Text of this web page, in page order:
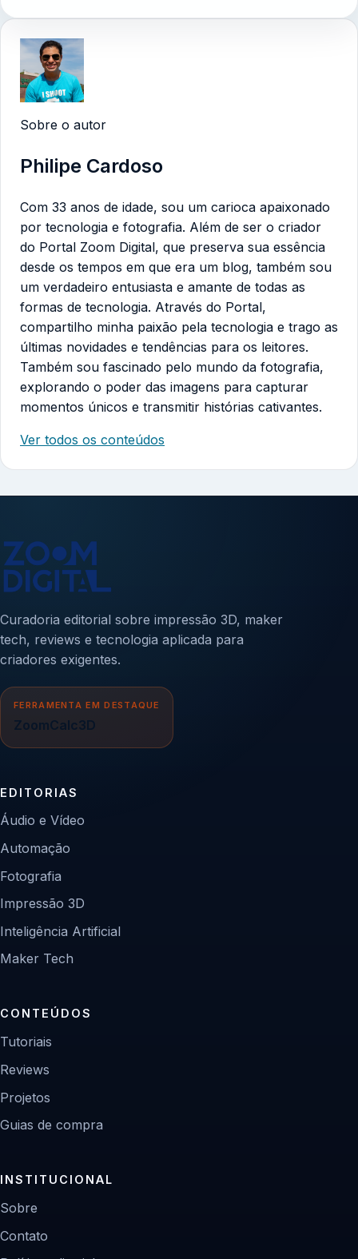
Sobre o autor
Philipe Cardoso
Com 33 anos de idade, sou um carioca apaixonado
por tecnologia e fotografia. Além de ser o criador
do Portal Zoom Digital, que preserva sua essência
desde os tempos em que era um blog, também sou
um verdadeiro entusiasta e amante de todas as
formas de tecnologia. Através do Portal,
compartilho minha paixão pela tecnologia e trago as
últimas novidades e tendências para os leitores.
Também sou fascinado pelo mundo da fotografia,
explorando o poder das imagens para capturar
momentos únicos e transmitir histórias cativantes.
Ver todos os conteúdos
Curadoria editorial sobre impressão 3D, maker
tech, reviews e tecnologia aplicada para
criadores exigentes.
FERRAMENTA EM DESTAQUE
ZoomCalc3D
EDITORIAS
Áudio e Vídeo
Automação
Fotografia
Impressão 3D
Inteligência Artificial
Maker Tech
CONTEÚDOS
Tutoriais
Reviews
Projetos
Guias de compra
INSTITUCIONAL
Sobre
Contato